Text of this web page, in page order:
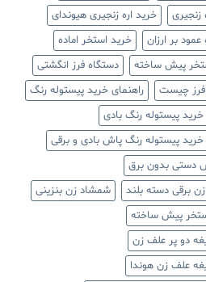
زنجیری
خرید اره زنجیری هیوندای
عمود بر ارزان
خرید استخر اماده
پیش ساخته
دستگاه فرز انگشتی
فرز چیست
راهنمای خرید پیستوله رنگ
خرید پیستوله رنگ بادی
خرید پیستوله رنگ پاش بادی و برقی
دستی بدون برق
برقی دسته بلند
شمشاد زن بنزینی
پیش ساخته
دو پر علف زن
علف زن هوندا